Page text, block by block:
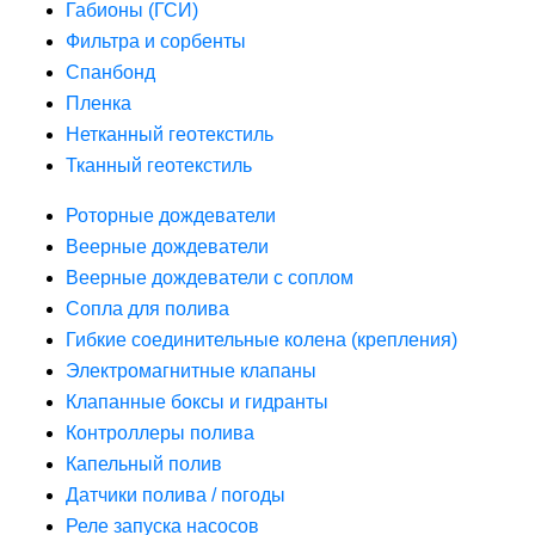
Габионы (ГСИ)
Фильтра и сорбенты
Спанбонд
Пленка
Нетканный геотекстиль
Тканный геотекстиль
Роторные дождеватели
Веерные дождеватели
Веерные дождеватели с соплом
Сопла для полива
Гибкие соединительные колена (крепления)
Электромагнитные клапаны
Клапанные боксы и гидранты
Контроллеры полива
Капельный полив
Датчики полива / погоды
Реле запуска насосов